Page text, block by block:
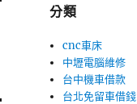
分類
cnc車床
中壢電腦維修
台中機車借款
台北免留車借錢